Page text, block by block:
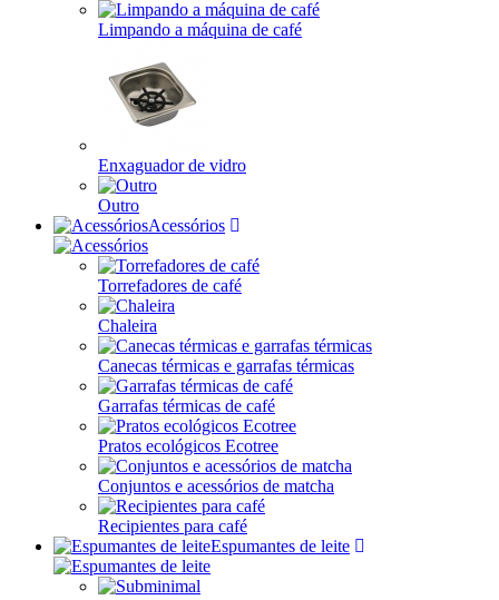
Limpando a máquina de café
Enxaguador de vidro
Outro
Acessórios
Torrefadores de café
Chaleira
Canecas térmicas e garrafas térmicas
Garrafas térmicas de café
Pratos ecológicos Ecotree
Conjuntos e acessórios de matcha
Recipientes para café
Espumantes de leite